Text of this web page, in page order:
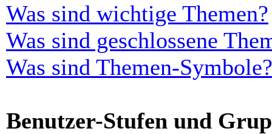
Was sind wichtige Themen?
Was sind geschlossene
Was sind Themen-Symbole?
Benutzer-Stufen und